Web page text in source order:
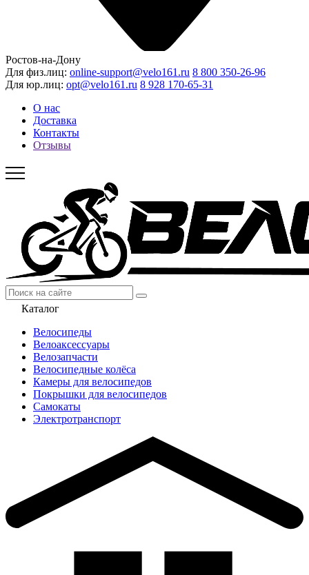
Ростов-на-Дону
Для физ.лиц: online-support@velo161.ru 8 800 350-26-96
Для юр.лиц: opt@velo161.ru 8 928 170-65-31
О нас
Доставка
Контакты
Отзывы
Каталог
Велосипеды
Велоаксессуары
Велозапчасти
Велосипедные колёса
Камеры для велосипедов
Покрышки для велосипедов
Самокаты
Электротранспорт